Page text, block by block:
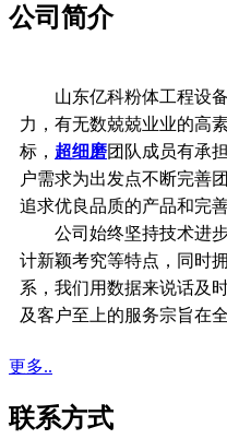
公司简介
山东亿科粉体工程设备
力，有无数兢兢业业的高
标， 超细磨团队成员有承
户需求为出发点不断完善
追求优良品质的产品和完
公司始终坚持技术进步
计新颖考究等特点，同时
系，我们用数据来说话及
及客户至上的服务宗旨在
更多..
联系方式